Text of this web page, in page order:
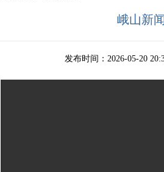
峨山新
发布时间：2026-05-20